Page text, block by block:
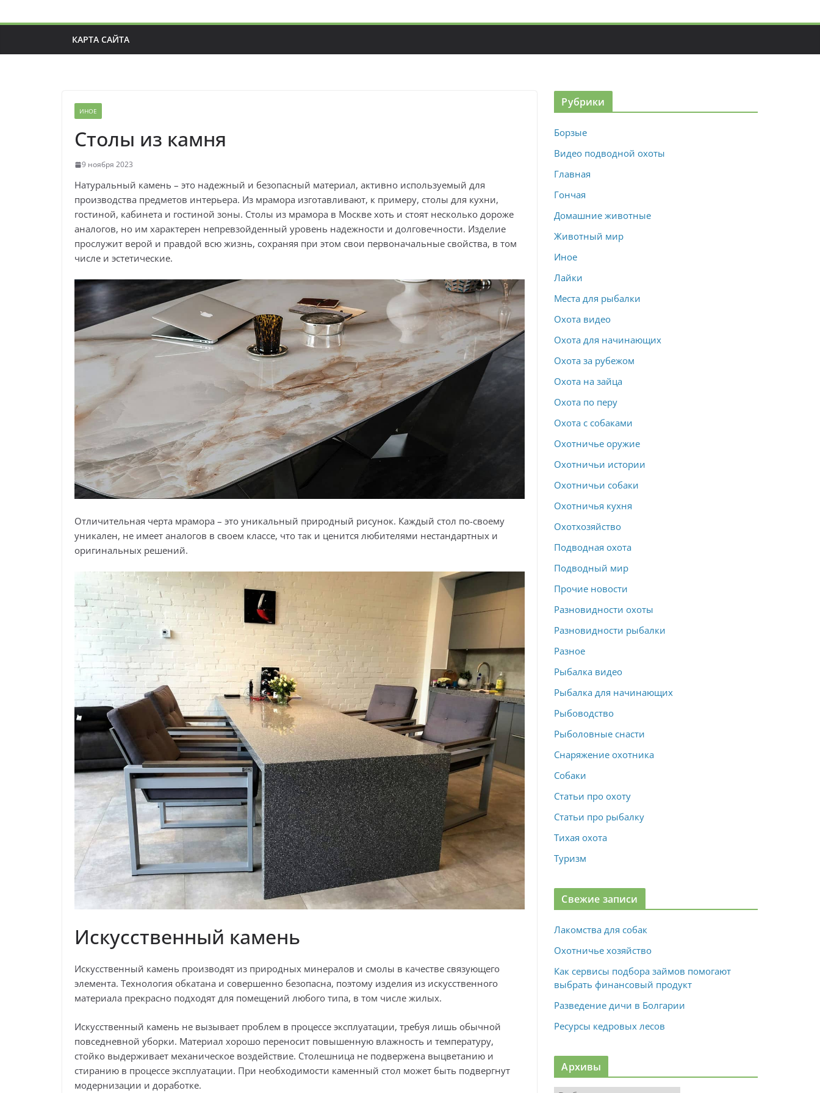
КАРТА САЙТА
ИНОЕ
Столы из камня
9 ноября 2023
Натуральный камень – это надежный и безопасный материал, активно используемый для
производства предметов интерьера. Из мрамора изготавливают, к примеру, столы для кухни,
гостиной, кабинета и гостиной зоны. Столы из мрамора в Москве хоть и стоят несколько дороже
аналогов, но им характерен непревзойденный уровень надежности и долговечности. Изделие
прослужит верой и правдой всю жизнь, сохраняя при этом свои первоначальные свойства, в том
числе и эстетические.
Отличительная черта мрамора – это уникальный природный рисунок. Каждый стол по-своему
уникален, не имеет аналогов в своем классе, что так и ценится любителями нестандартных и
оригинальных решений.
Искусственный камень
Искусственный камень производят из природных минералов и смолы в качестве связующего
элемента. Технология обкатана и совершенно безопасна, поэтому изделия из искусственного
материала прекрасно подходят для помещений любого типа, в том числе жилых.
Искусственный камень не вызывает проблем в процессе эксплуатации, требуя лишь обычной
повседневной уборки. Материал хорошо переносит повышенную влажность и температуру,
стойко выдерживает механическое воздействие. Столешница не подвержена выцветанию и
стиранию в процессе эксплуатации. При необходимости каменный стол может быть подвергнут
модернизации и доработке.
Рубрики
Борзые
Видео подводной охоты
Главная
Гончая
Домашние животные
Животный мир
Иное
Лайки
Места для рыбалки
Охота видео
Охота для начинающих
Охота за рубежом
Охота на зайца
Охота по перу
Охота с собаками
Охотничье оружие
Охотничьи истории
Охотничьи собаки
Охотничья кухня
Охотхозяйство
Подводная охота
Подводный мир
Прочие новости
Разновидности охоты
Разновидности рыбалки
Разное
Рыбалка видео
Рыбалка для начинающих
Рыбоводство
Рыболовные снасти
Снаряжение охотника
Собаки
Статьи про охоту
Статьи про рыбалку
Тихая охота
Туризм
Свежие записи
Лакомства для собак
Охотничье хозяйство
Как сервисы подбора займов помогают
выбрать финансовый продукт
Разведение дичи в Болгарии
Ресурсы кедровых лесов
Архивы